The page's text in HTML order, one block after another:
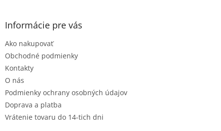
p
Informácie pre vás
Ako nakupovať
Obchodné podmienky
Kontakty
O nás
Podmienky ochrany osobných údajov
Doprava a platba
Vrátenie tovaru do 14-tich dni